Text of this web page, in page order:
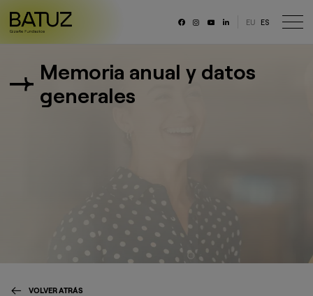
Fundación
Historia
EU ES
Memoria anual y datos
generales
VOLVER ATRÁS